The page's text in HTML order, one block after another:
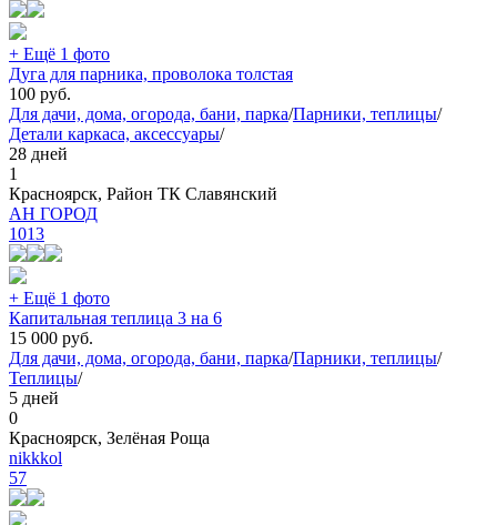
+ Ещё 1 фото
Дуга для парника, проволока толстая
100 руб.
Для дачи, дома, огорода, бани, парка/Парники, теплицы/
Детали каркаса, аксессуары/
28 дней
1
Красноярск, Район ТК Славянский
АН ГОРОД
1013
+ Ещё 1 фото
Капитальная теплица 3 на 6
15 000 руб.
Для дачи, дома, огорода, бани, парка/Парники, теплицы/
Теплицы/
5 дней
0
Красноярск, Зелёная Роща
nikkkol
57